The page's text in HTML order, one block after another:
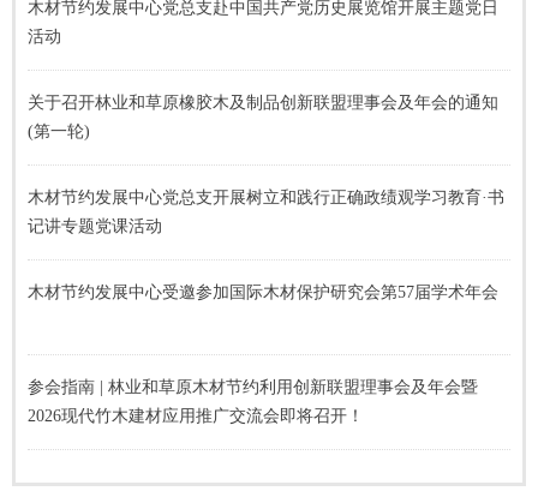
木材节约发展中心党总支赴中国共产党历史展览馆开展主题党日
活动
关于召开林业和草原橡胶木及制品创新联盟理事会及年会的通知
(第一轮)
木材节约发展中心党总支开展树立和践行正确政绩观学习教育·书
记讲专题党课活动
木材节约发展中心受邀参加国际木材保护研究会第57届学术年会
参会指南 | 林业和草原木材节约利用创新联盟理事会及年会暨
2026现代竹木建材应用推广交流会即将召开！